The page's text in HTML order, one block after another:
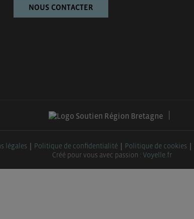
NOUS CONTACTER
légales Politique de confidentialité Politique de cookies
Créé pour vous avec passion :Voyelle.fr